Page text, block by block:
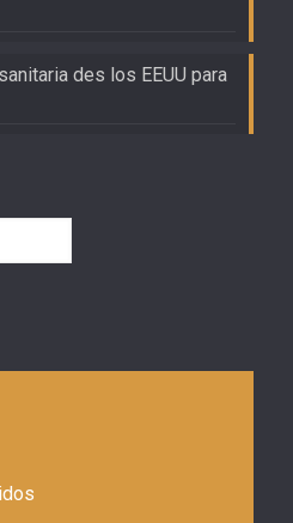
des los EEUU para